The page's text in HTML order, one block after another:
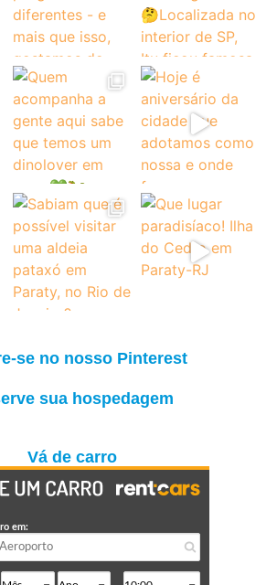
se no nosso Pinterest
sua hospedagem
Vá de carro